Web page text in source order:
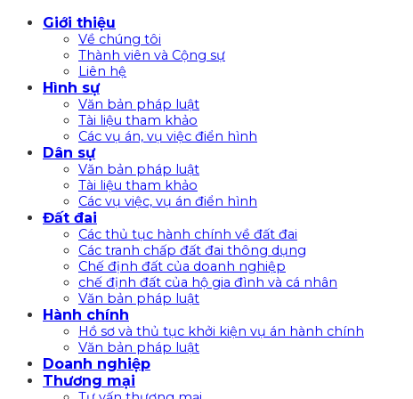
Giới thiệu
Về chúng tôi
Thành viên và Cộng sự
Liên hệ
Hình sự
Văn bản pháp luật
Tài liệu tham khảo
Các vụ án, vụ việc điển hình
Dân sự
Văn bản pháp luật
Tài liệu tham khảo
Các vụ việc, vụ án điển hình
Đất đai
Các thủ tục hành chính về đất đai
Các tranh chấp đất đai thông dụng
Chế định đất của doanh nghiệp
chế định đất của hộ gia đình và cá nhân
Văn bản pháp luật
Hành chính
Hồ sơ và thủ tục khởi kiện vụ án hành chính
Văn bản pháp luật
Doanh nghiệp
Thương mại